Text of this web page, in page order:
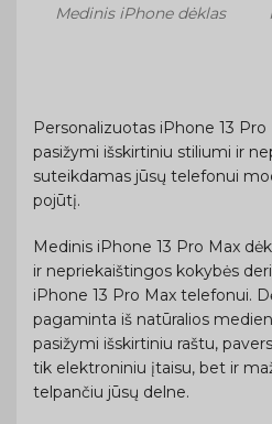
Medinis iPhone dėklas
Personalizuotas iPhone 13
pasižymi išskirtiniu stiliumi ir
suteikdamas jūsų telefonui
pojūtį.
Medinis iPhone 13 Pro Max
ir nepriekaištingos kokybės
iPhone 13 Pro Max telefonui.
pagaminta iš natūralios
pasižymi išskirtiniu raštu,
tik elektroniniu įtaisu, bet ir
telpančiu jūsų delne.